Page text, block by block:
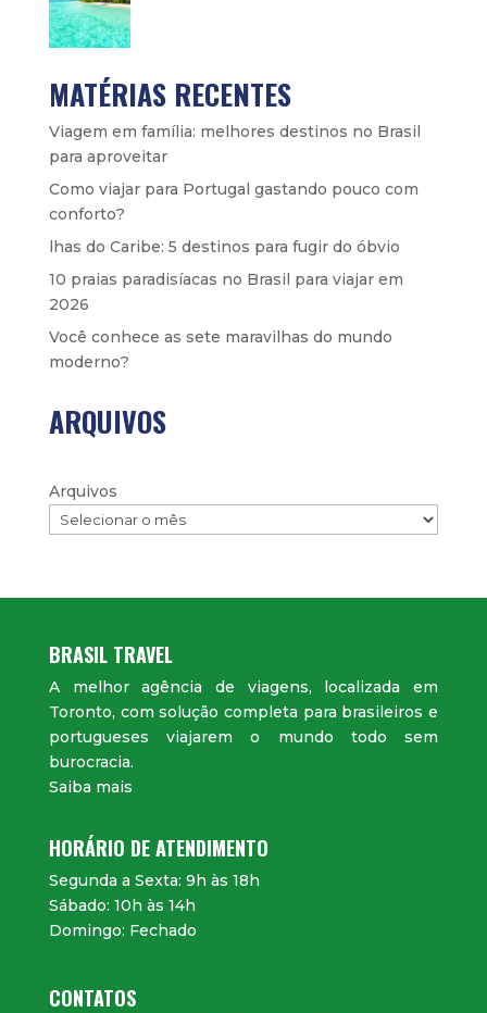
MATÉRIAS RECENTES
Viagem em família: melhores destinos no Brasil
para aproveitar
Como viajar para Portugal gastando pouco com
conforto?
lhas do Caribe: 5 destinos para fugir do óbvio
10 praias paradisíacas no Brasil para viajar em
2026
Você conhece as sete maravilhas do mundo
moderno?
ARQUIVOS
Arquivos
BRASIL TRAVEL
A melhor agência de viagens, localizada em
Toronto, com solução completa para brasileiros e
portugueses viajarem o mundo todo sem
burocracia.
Saiba mais
HORÁRIO DE ATENDIMENTO
Segunda a Sexta: 9h às 18h
Sábado: 10h às 14h
Domingo: Fechado
CONTATOS